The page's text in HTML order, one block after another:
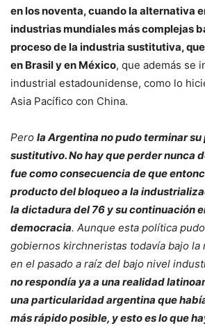
en los noventa, cuando la alternativa
industrias mundiales más complejas
proceso de la industria sustitutiva,
en Brasil y en México, que además se
industrial estadounidense, como lo
Asia Pacífico con China.
Pero la Argentina no pudo terminar su
sustitutivo. No hay que perder nunca
fue como consecuencia de que
producto del bloqueo a la
la dictadura del 76 y su continuación
democracia. Aunque esta política
gobiernos kirchneristas todavía bajo la
en el pasado a raíz del bajo nivel
no respondía ya a una realidad
una particularidad argentina que
más rápido posible, y esto es lo que